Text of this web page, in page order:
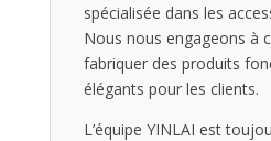
spécialisée dans les
Nous nous engageons à
fabriquer des produits
élégants pour les clients.
L’équipe YINLAI est